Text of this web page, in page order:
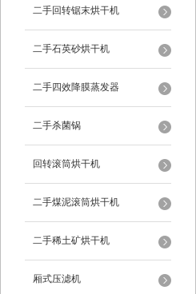
二手回转锯末烘干机
二手石英砂烘干机
二手四效降膜蒸发器
二手杀菌锅
回转滚筒烘干机
二手煤泥滚筒烘干机
二手稀土矿烘干机
厢式压滤机